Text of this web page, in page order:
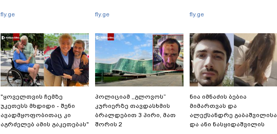
fly.ge fly.ge fly.ge
"ყოველთვის ჩემზე
უკეთესს მხდიდი - შენი
ავადმყოფობითაც კი
აგრძელებ ამის გაკეთებას"
პოლიციამ ,,გლოვოს”
კურიერზე თავდასხმის
ბრალდებით 3 პირი, მათ
შორის 2
ნია იმნაძის ბებია
მიმართვას და
ალექსანდრე გაბაშვილისა
და ანი ნასყიდაშვილის